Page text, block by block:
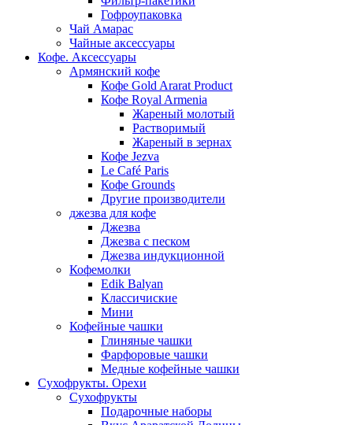
Гофроупаковка
Чай Амарас
Чайные аксессуары
Кофе. Аксессуары
Армянский кофе
Кофе Gold Ararat Product
Кофе Royal Armenia
Жареный молотый
Растворимый
Жареный в зернах
Кофе Jezva
Le Café Paris
Кофе Grounds
Другие производители
джезва для кофе
Джезва
Джезва с песком
Джезва индукционной
Кофемолки
Edik Balyan
Классичиские
Мини
Кофейные чашки
Глиняные чашки
Фарфоровые чашки
Медные кофейные чашки
Сухофрукты. Орехи
Сухофрукты
Подарочные наборы